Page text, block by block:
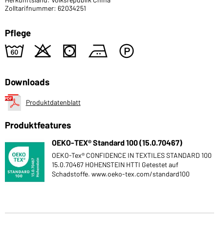
Zolltarifnummer: 62034251
Pflege
4 o s b W
Downloads
Produktdatenblatt
Produktfeatures
OEKO-TEX® Standard 100 (15.0.70467)
OEKO-Tex® CONFIDENCE IN TEXTILES STANDARD 100
15.0.70467 HOHENSTEIN HTTI Getestet auf
Schadstoffe. www.oeko-tex.com/standard100